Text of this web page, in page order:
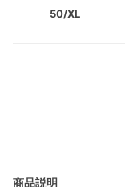
50/XL
商品説明